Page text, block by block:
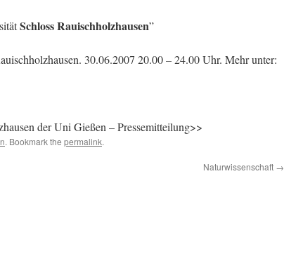
Schloss Rauischholzhausen”
30.06.2007 20.00 – 24.00 Uhr. Mehr unter:
der Uni Gießen – Pressemitteilung>>
. Bookmark the permalink.
Naturwissenschaft →